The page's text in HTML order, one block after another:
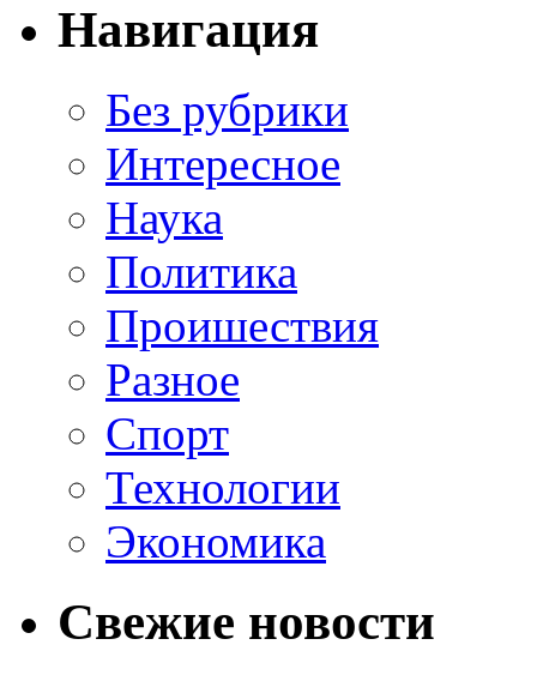
Навигация
Без рубрики
Интересное
Наука
Политика
Проишествия
Разное
Спорт
Технологии
Экономика
Свежие новости